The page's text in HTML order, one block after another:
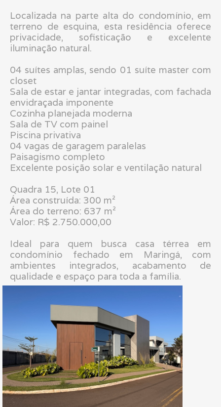
Localizada na parte alta do condomínio, em
terreno de esquina, esta residência oferece
privacidade, sofisticação e excelente
iluminação natural.
04 suítes amplas, sendo 01 suíte master com
closet
Sala de estar e jantar integradas, com fachada
envidraçada imponente
Cozinha planejada moderna
Sala de TV com painel
Piscina privativa
04 vagas de garagem paralelas
Paisagismo completo
Excelente posição solar e ventilação natural
Quadra 15, Lote 01
Área construída: 300 m²
Área do terreno: 637 m²
Valor: R$ 2.750.000,00
Ideal para quem busca casa térrea em
condomínio fechado em Maringá, com
ambientes integrados, acabamento de
qualidade e espaço para toda a família.
.